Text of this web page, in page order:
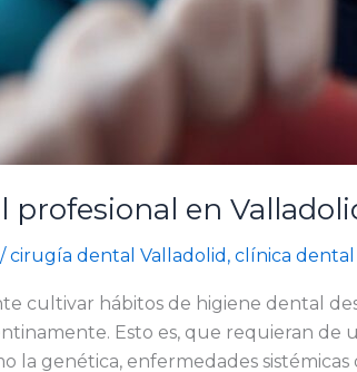
profesional en
/cirugía dental Valladolid , clínica dental
cultivar hábitos de higiene dental
Esto es, que requieran de
la genética, enfermedades